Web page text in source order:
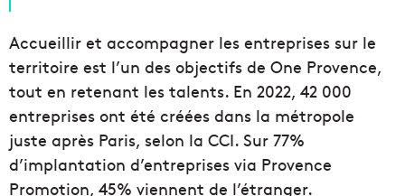
Accueillir et accompagner les entreprises sur le
territoire est l’un des objectifs de One Provence,
tout en retenant les talents. En 2022, 42 000
entreprises ont été créées dans la métropole
juste après Paris, selon la CCI. Sur 77%
d’implantation d’entreprises via Provence
Promotion, 45% viennent de l’étranger.